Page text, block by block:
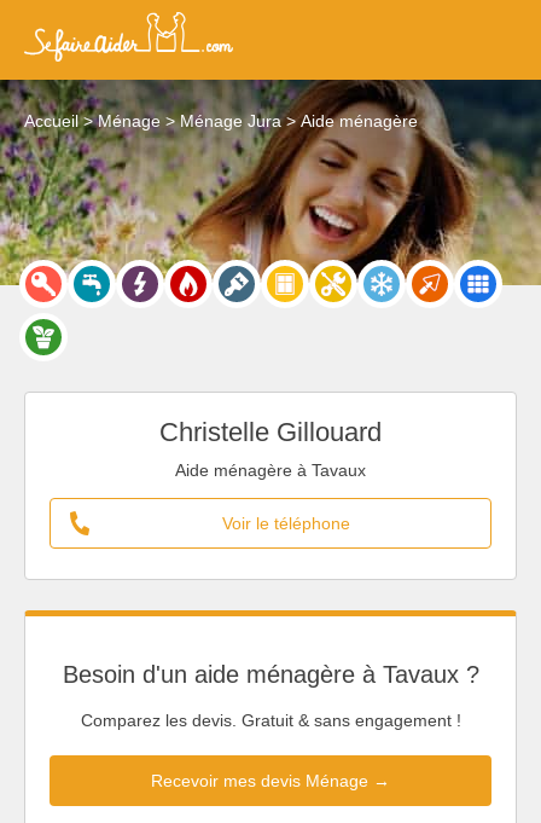
Accueil Ménage Ménage Jura Aide ménagère
Christelle Gillouard
Aide ménagère à Tavaux
Voir le téléphone
Besoin d'un aide ménagère à Tavaux ?
Comparez les devis. Gratuit & sans engagement !
Recevoir mes devis Ménage →